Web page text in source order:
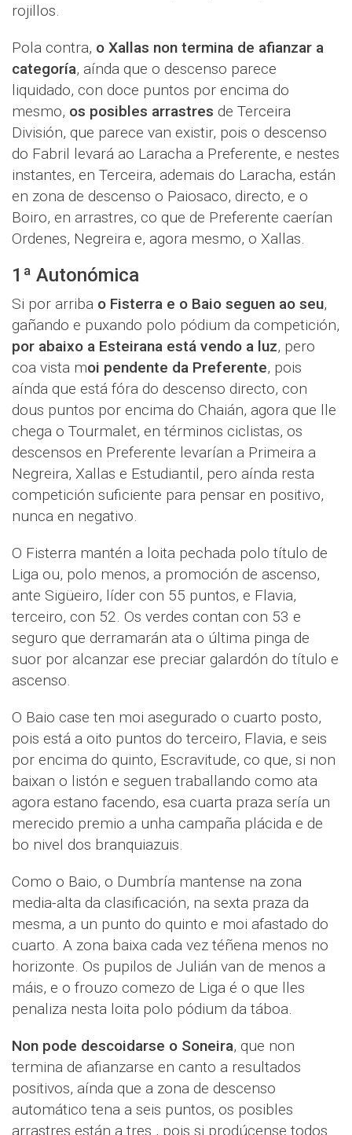
rojillos.
Pola contra, o Xallas non termina de afianzar a
categoría, aínda que o descenso parece
liquidado, con doce puntos por encima do
mesmo, os posibles arrastres de Terceira
División, que parece van existir, pois o descenso
do Fabril levará ao Laracha a Preferente, e nestes
instantes, en Terceira, ademais do Laracha, están
en zona de descenso o Paiosaco, directo, e o
Boiro, en arrastres, co que de Preferente caerían
Ordenes, Negreira e, agora mesmo, o Xallas.
1ª Autonómica
Si por arriba o Fisterra e o Baio seguen ao seu,
gañando e puxando polo pódium da competición,
por abaixo a Esteirana está vendo a luz, pero
coa vista moi pendente da Preferente, pois
aínda que está fóra do descenso directo, con
dous puntos por encima do Chaián, agora que lle
chega o Tourmalet, en términos ciclistas, os
descensos en Preferente levarían a Primeira a
Negreira, Xallas e Estudiantil, pero aínda resta
competición suficiente para pensar en positivo,
nunca en negativo.
O Fisterra mantén a loita pechada polo título de
Liga ou, polo menos, a promoción de ascenso,
ante Sigüeiro, líder con 55 puntos, e Flavia,
terceiro, con 52. Os verdes contan con 53 e
seguro que derramarán ata o última pinga de
suor por alcanzar ese preciar galardón do título e
ascenso.
O Baio case ten moi asegurado o cuarto posto,
pois está a oito puntos do terceiro, Flavia, e seis
por encima do quinto, Escravitude, co que, si non
baixan o listón e seguen traballando como ata
agora estano facendo, esa cuarta praza sería un
merecido premio a unha campaña plácida e de
bo nivel dos branquiazuis.
Como o Baio, o Dumbría mantense na zona
media-alta da clasificación, na sexta praza da
mesma, a un punto do quinto e moi afastado do
cuarto. A zona baixa cada vez téñena menos no
horizonte. Os pupilos de Julián van de menos a
máis, e o frouzo comezo de Liga é o que lles
penaliza nesta loita polo pódium da táboa.
Non pode descoidarse o Soneira, que non
termina de afianzarse en canto a resultados
positivos, aínda que a zona de descenso
automático tena a seis puntos, os posibles
arrastres están a tres , pois si prodúcense todos